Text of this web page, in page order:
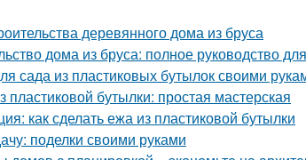
деревянного дома из бруса
дома из бруса: полное руководство
сада из пластиковых бутылок своими
пластиковой бутылки: простая мастерская
как сделать ежа из пластиковой бутылки
поделки своими руками